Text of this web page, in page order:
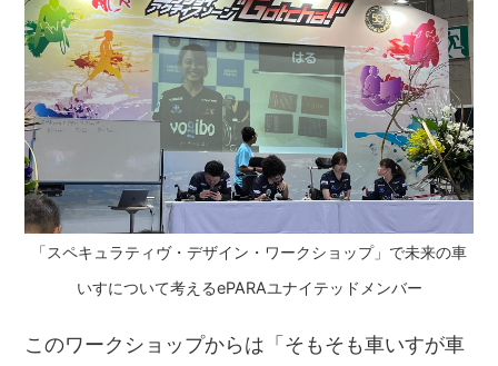
「スペキュラティヴ・デザイン・ワークショップ」で未来の車
いすについて考えるePARAユナイテッドメンバー
このワークショップからは「そもそも車いすが車